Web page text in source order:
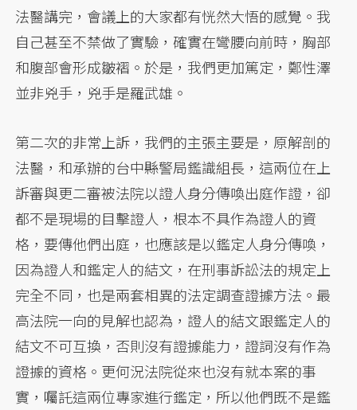
法醫講完，會議上的大家都有恍然大悟的感覺。我
自己甚至不禁做了實驗，確實在彎腰向前時，胸部
和腹部會形成皺褶。於是，我們更加篤定，鄭性澤
並非兇手，兇手是羅武雄。
第二次的非常上訴，我們的主張主要是，原解剖的
法醫，和承辦的台中縣警局鑑識組長，這兩位在上
訴審與更二審被法院以證人身分傳喚出庭作證，卻
都不是現場的目擊證人，根本不具作為證人的資
格，要傳他們出庭，也應該是以鑑定人身分傳喚，
因為證人和鑑定人的結文，在刑事訴訟法的規定上
完全不同，也是兩套相異的法定調查證據方法。最
高法院一向的見解也認為，證人的結文跟鑑定人的
結文不可互換，否則沒有證據能力，證詞沒有作為
證據的資格。更何況法院從來也沒有就本案的事
實，囑託這兩位專家進行鑑定，所以他們既不是鑑